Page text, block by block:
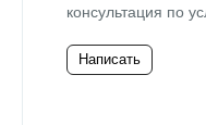
консультация по
Написать